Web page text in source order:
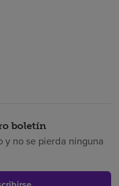
boletín
y no se pierda ninguna